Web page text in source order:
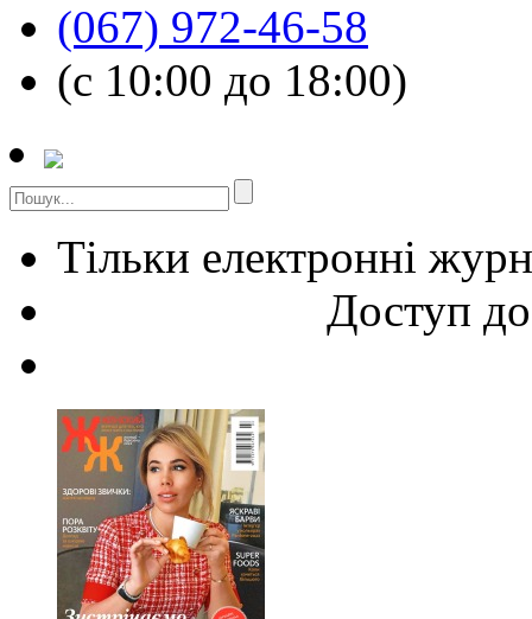
(067) 972-46-58
(с 10:00 до 18:00)
Тільки електронні
Доступ